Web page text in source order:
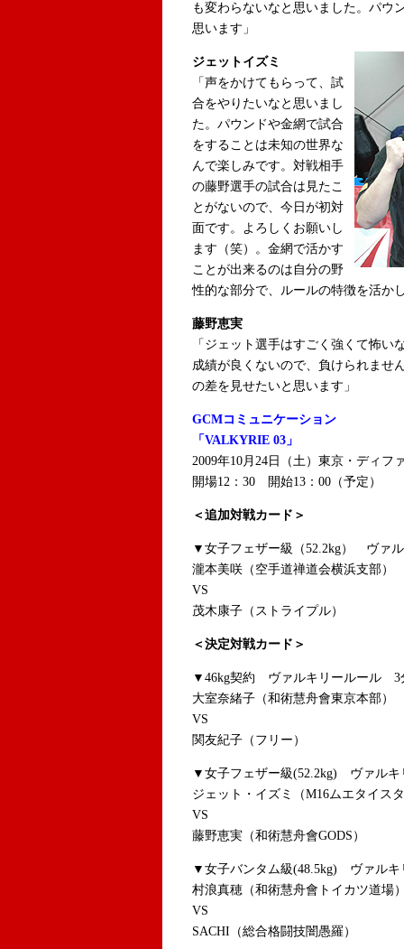
も変わらないなと思いました。パウ
思います」
ジェットイズミ
「声をかけてもらって、試
合をやりたいなと思いまし
た。パウンドや金網で試合
をすることは未知の世界な
んで楽しみです。対戦相手
の藤野選手の試合は見たこ
とがないので、今日が初対
面です。よろしくお願いし
ます（笑）。金網で活かす
ことが出来るのは自分の野
性的な部分で、ルールの特徴を活か
藤野恵実
「ジェット選手はすごく強くて怖
成績が良くないので、負けられませ
の差を見せたいと思います」
GCMコミュニケーション
「VALKYRIE 03」
2009年10月24日（土）東京・ディフ
開場12：30 開始13：00（予定）
＜追加対戦カード＞
▼女子フェザー級（52.2kg） ヴァ
瀧本美咲（空手道禅道会横浜支部）
VS
茂木康子（ストライプル）
＜決定対戦カード＞
▼46kg契約 ヴァルキリールール 3
大室奈緒子（和術慧舟會東京本部）
VS
関友紀子（フリー）
▼女子フェザー級(52.2kg) ヴァル
ジェット・イズミ（M16ムエタイス
VS
藤野恵実（和術慧舟會GODS）
▼女子バンタム級(48.5kg) ヴァル
村浪真穂（和術慧舟會トイカツ道場
VS
SACHI（総合格闘技闇愚羅）